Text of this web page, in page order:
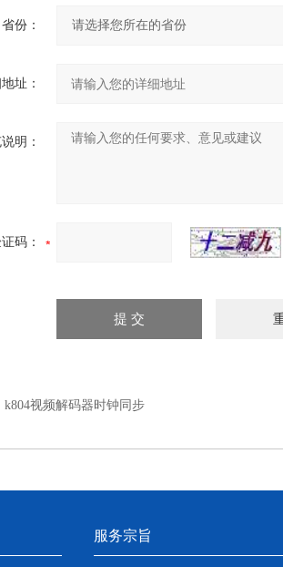
省份：
址：
明：
码：
k804视频解码器时钟同步
服务宗旨